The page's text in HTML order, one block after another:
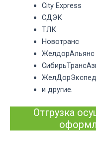
City Express
СДЭК
ТЛК
Новотранс
ЖелдорАльянс
и другие.
Отгрузка